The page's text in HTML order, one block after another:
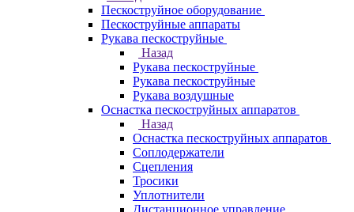
Пескоструйное оборудование
Пескоструйные аппараты
Рукава пескоструйные
Назад
Рукава пескоструйные
Рукава пескоструйные
Рукава воздушные
Оснастка пескоструйных аппаратов
Назад
Оснастка пескоструйных аппаратов
Соплодержатели
Сцепления
Тросики
Уплотнители
Дистанционное управление